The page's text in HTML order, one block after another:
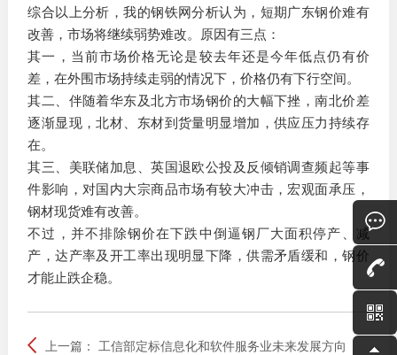
综合以上分析，我的钢铁网分析认为，短期广东钢价难有
改善，市场将继续弱势难改。原因有三点：
其一，当前市场价格无论是较去年还是今年低点仍有价
差，在外围市场持续走弱的情况下，价格仍有下行空间。
其二、伴随着华东及北方市场钢价的大幅下挫，南北价差
逐渐显现，北材、东材到货量明显增加，供应压力持续存
在。
其三、美联储加息、英国退欧公投及反倾销调查频起等事
件影响，对国内大宗商品市场有较大冲击，宏观面承压，
钢材现货难有改善。
不过，并不排除钢价在下跌中倒逼钢厂大面积停产、减
产，达产率及开工率出现明显下降，供需矛盾缓和，钢价
才能止跌企稳。
上一篇： 工信部定标信息化和软件服务业未来发展方向